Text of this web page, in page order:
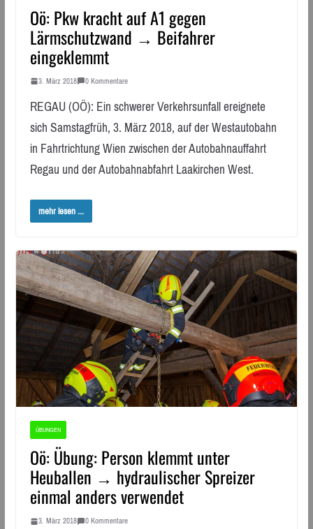
Oö: Pkw kracht auf A1 gegen
Lärmschutzwand → Beifahrer
eingeklemmt
3. März 2018 0 Kommentare
REGAU (OÖ): Ein schwerer Verkehrsunfall ereignete
sich Samstagfrüh, 3. März 2018, auf der Westautobahn
in Fahrtrichtung Wien zwischen der Autobahnauffahrt
Regau und der Autobahnabfahrt Laakirchen West.
mehr lesen ...
ÜBUNGEN
Oö: Übung: Person klemmt unter
Heuballen → hydraulischer Spreizer
einmal anders verwendet
3. März 2018 0 Kommentare